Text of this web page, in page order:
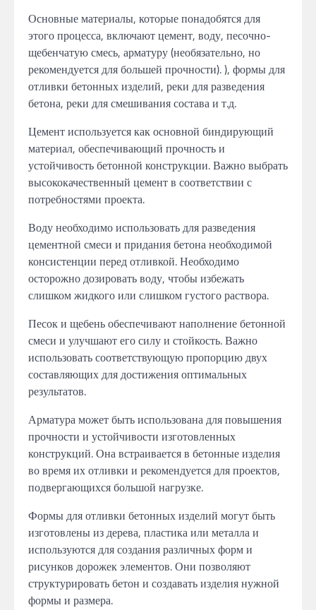
Основные материалы, которые понадобятся для
этого процесса, включают цемент, воду, песочно-
щебенчатую смесь, арматуру (необязательно, но
рекомендуется для большей прочности). ), формы для
отливки бетонных изделий, реки для разведения
бетона, реки для смешивания состава и т.д.
Цемент используется как основной биндирующий
материал, обеспечивающий прочность и
устойчивость бетонной конструкции. Важно выбрать
высококачественный цемент в соответствии с
потребностями проекта.
Воду необходимо использовать для разведения
цементной смеси и придания бетона необходимой
консистенции перед отливкой. Необходимо
осторожно дозировать воду, чтобы избежать
слишком жидкого или слишком густого раствора.
Песок и щебень обеспечивают наполнение бетонной
смеси и улучшают его силу и стойкость. Важно
использовать соответствующую пропорцию двух
составляющих для достижения оптимальных
результатов.
Арматура может быть использована для повышения
прочности и устойчивости изготовленных
конструкций. Она встраивается в бетонные изделия
во время их отливки и рекомендуется для проектов,
подвергающихся большой нагрузке.
Формы для отливки бетонных изделий могут быть
изготовлены из дерева, пластика или металла и
используются для создания различных форм и
рисунков дорожек элементов. Они позволяют
структурировать бетон и создавать изделия нужной
формы и размера.